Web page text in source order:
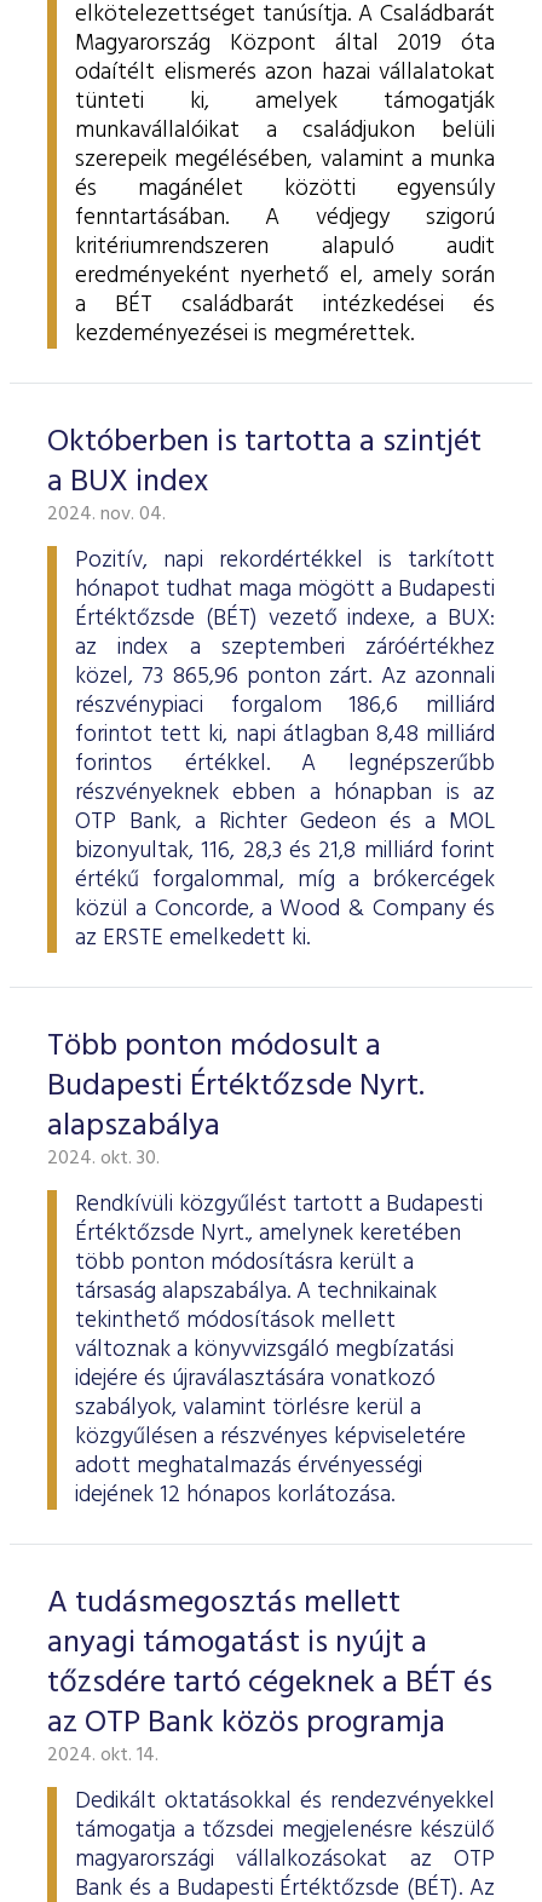
elkötelezettséget tanúsítja. A Családbarát
Magyarország Központ által 2019 óta
odaítélt elismerés azon hazai vállalatokat
tünteti ki, amelyek támogatják
munkavállalóikat a családjukon belüli
szerepeik megélésében, valamint a munka
és magánélet közötti egyensúly
fenntartásában.
A védjegy szigorú
kritériumrendszeren alapuló audit
eredményeként nyerhető el, amely során
a BÉT családbarát intézkedései és
kezdeményezései is megmérettek.
Októberben is tartotta a szintjét
a BUX index
2024. nov. 04.
Pozitív, napi rekordértékkel is tarkított
hónapot tudhat maga mögött a Budapesti
Értéktőzsde (BÉT) vezető indexe, a BUX:
az index a szeptemberi záróértékhez
közel, 73 865,96 ponton zárt. Az azonnali
részvénypiaci forgalom 186,6 milliárd
forintot tett ki, napi átlagban 8,48 milliárd
forintos értékkel. A legnépszerűbb
részvényeknek ebben a hónapban is az
OTP Bank, a Richter Gedeon és a MOL
bizonyultak, 116, 28,3 és 21,8 milliárd forint
értékű forgalommal, míg a brókercégek
közül a Concorde, a Wood & Company és
az ERSTE emelkedett ki.
Több ponton módosult a
Budapesti Értéktőzsde Nyrt.
alapszabálya
2024. okt. 30.
Rendkívüli közgyűlést tartott a Budapesti
Értéktőzsde Nyrt., amelynek keretében
több ponton módosításra került a
társaság alapszabálya. A technikainak
tekinthető módosítások mellett
változnak a könyvvizsgáló megbízatási
idejére és újraválasztására vonatkozó
szabályok, valamint törlésre kerül a
közgyűlésen a részvényes képviseletére
adott meghatalmazás érvényességi
idejének 12 hónapos korlátozása.
A tudásmegosztás mellett
anyagi támogatást is nyújt a
tőzsdére tartó cégeknek a BÉT és
az OTP Bank közös programja
2024. okt. 14.
Dedikált oktatásokkal és rendezvényekkel
támogatja a tőzsdei megjelenésre készülő
magyarországi vállalkozásokat az OTP
Bank és a Budapesti Értéktőzsde (BÉT). Az